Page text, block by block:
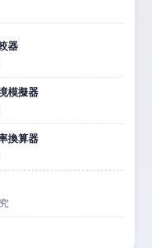
器
模擬器
換算器